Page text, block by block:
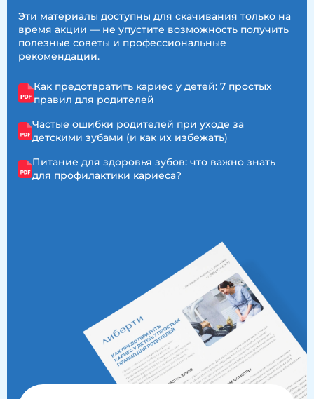
Эти материалы доступны для скачивания только на
время акции — не упустите возможность получить
полезные советы и профессиональные
рекомендации.
Как предотвратить кариес у детей: 7 простых
правил для родителей
Частые ошибки родителей при уходе за
детскими зубами (и как их избежать)
Питание для здоровья зубов: что важно знать
для профилактики кариеса?